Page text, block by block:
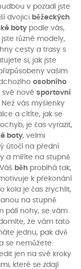
v pozadí jste
dvojici běžeckých
botypodle vás,
různé modely,
cesty a trasy s
si, jak jste
vašim
osobního
své nové sportovní
vás myšlenky
a cítíte, jak se
je čas vyrazit,
boty, velmi
útočí na přední
a míříte na stupně
běh probíhá tak,
k překonání
kola je čas zrychlit,
na stupně
pálí nohy, se vám
že vám tato
jednu, pak dvě
se nemůžete
jen na své kroky
které se zdají